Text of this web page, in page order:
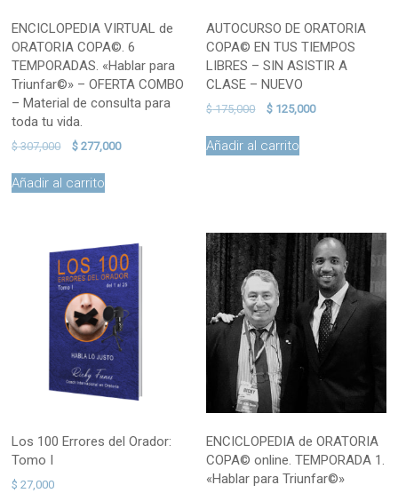
ENCICLOPEDIA VIRTUAL de
ORATORIA COPA©. 6
TEMPORADAS. «Hablar para
Triunfar©» – OFERTA COMBO
– Material de consulta para
toda tu vida.
$307,000
El
original
era:
$ 277,000El
Añadir al carrito
AUTOCURSO DE ORATORIA
COPA© EN TUS TIEMPOS
LIBRES – SIN ASISTIR A
CLASE – NUEVO
$175,000
El
original
era:
$ 125,000El
Añadir al carrito
Los 100 Errores del Orador:
Tomo I
$ 27,000
ENCICLOPEDIA de ORATORIA
COPA© online. TEMPORADA 1.
«Hablar para Triunfar©»